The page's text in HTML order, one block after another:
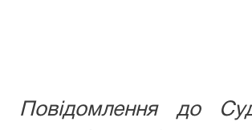
Повідомлення до